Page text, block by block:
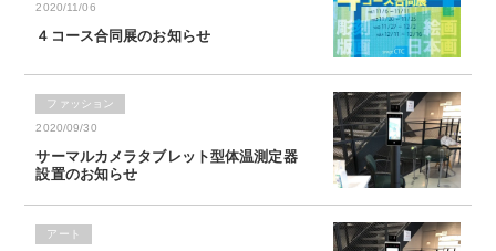
2020/11/06
４コース合同展のお知らせ
ファッション
2020/09/30
サーマルカメラタブレット型体温測定器
設置のお知らせ
アート